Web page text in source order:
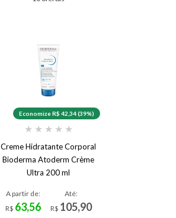
Economize R$ 42,34 (39%)
★ ★ ★ ★ ★
Creme Hidratante Corporal
Bioderma Atoderm Crème
Ultra 200 ml
A partir de:
R$ 63,56
Até:
R$ 105,90